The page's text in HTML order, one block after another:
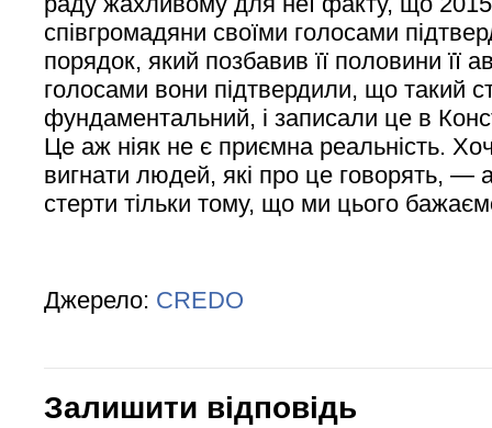
співгромадяни своїми голосами
порядок, який позбавив її половини її
голосами вони підтвердили, що такий
фундаментальний, і записали це в
Це аж ніяк не є приємна реальність.
вигнати людей, які про це говорять, —
стерти тільки тому, що ми цього
Джерело: CREDO
Залишити відповідь